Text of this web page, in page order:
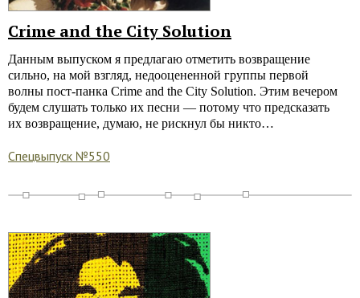
Crime and the City Solution
Данным выпуском я предлагаю отметить возвращение
сильно, на мой взгляд, недооцененной группы первой
волны пост-панка Crime and the City Solution. Этим вечером
будем слушать только их песни — потому что предсказать
их возвращение, думаю, не рискнул бы никто…
Спецвыпуск №550